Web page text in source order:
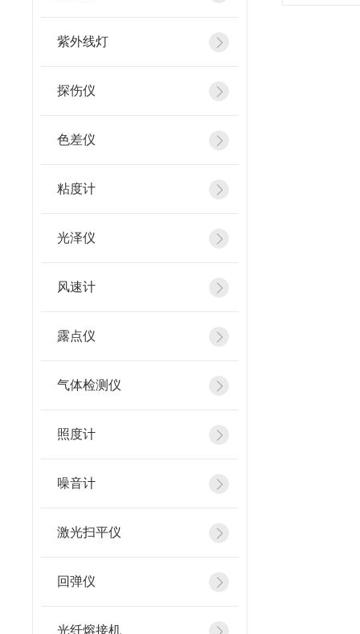
紫外线灯
探伤仪
色差仪
粘度计
光泽仪
风速计
露点仪
气体检测仪
照度计
噪音计
激光扫平仪
回弹仪
光纤熔接机